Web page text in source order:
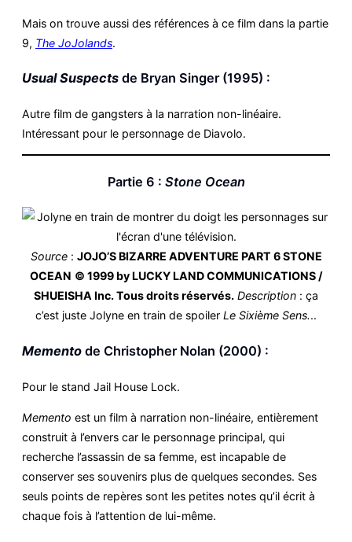
Mais on trouve aussi des références à ce film dans la partie
9, The JoJolands.
Usual Suspects de Bryan Singer (1995) :
Autre film de gangsters à la narration non-linéaire.
Intéressant pour le personnage de Diavolo.
Partie 6 : Stone Ocean
Source: JOJO’S BIZARRE ADVENTURE PART 6 STONE
OCEAN © 1999 by LUCKY LAND COMMUNICATIONS /
SHUEISHA Inc. Tous droits réservés. Description : ça
c’est juste Jolyne en train de spoiler Le Sixième Sens...
Memento de Christopher Nolan (2000) :
Pour le stand Jail House Lock.
Memento est un film à narration non-linéaire, entièrement
construit à l’envers car le personnage principal, qui
recherche l’assassin de sa femme, est incapable de
conserver ses souvenirs plus de quelques secondes. Ses
seuls points de repères sont les petites notes qu’il écrit à
chaque fois à l’attention de lui-même.